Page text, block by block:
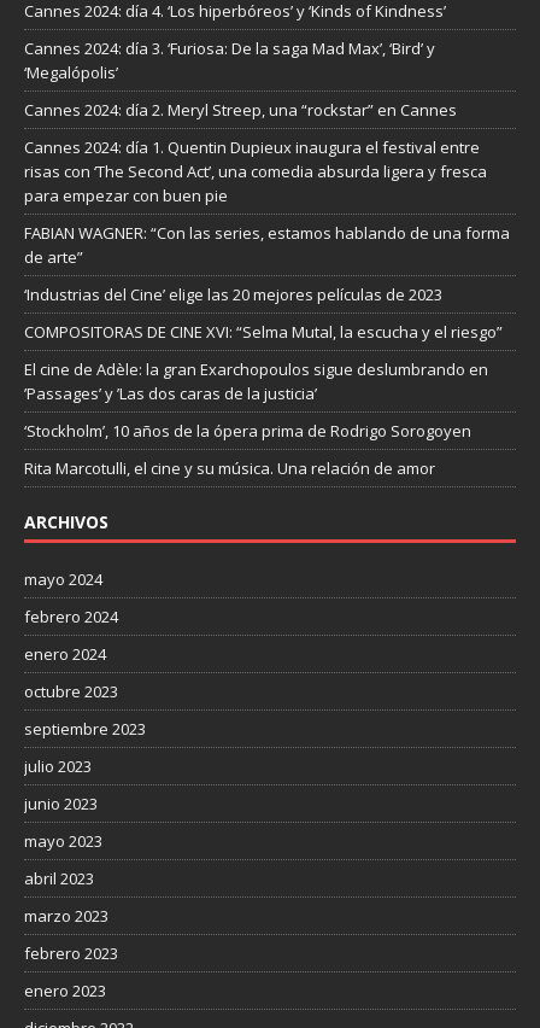
Cannes 2024: día 4. ‘Los hiperbóreos’ y ‘Kinds of Kindness’
Cannes 2024: día 3. ‘Furiosa: De la saga Mad Max’, ‘Bird’ y
‘Megalópolis’
Cannes 2024: día 2. Meryl Streep, una “rockstar” en Cannes
Cannes 2024: día 1. Quentin Dupieux inaugura el festival entre
risas con ‘The Second Act’, una comedia absurda ligera y fresca
para empezar con buen pie
FABIAN WAGNER: “Con las series, estamos hablando de una forma
de arte”
‘Industrias del Cine’ elige las 20 mejores películas de 2023
COMPOSITORAS DE CINE XVI: “Selma Mutal, la escucha y el riesgo”
El cine de Adèle: la gran Exarchopoulos sigue deslumbrando en
’Passages’ y ’Las dos caras de la justicia’
‘Stockholm’, 10 años de la ópera prima de Rodrigo Sorogoyen
Rita Marcotulli, el cine y su música. Una relación de amor
ARCHIVOS
mayo 2024
febrero 2024
enero 2024
octubre 2023
septiembre 2023
julio 2023
junio 2023
mayo 2023
abril 2023
marzo 2023
febrero 2023
enero 2023